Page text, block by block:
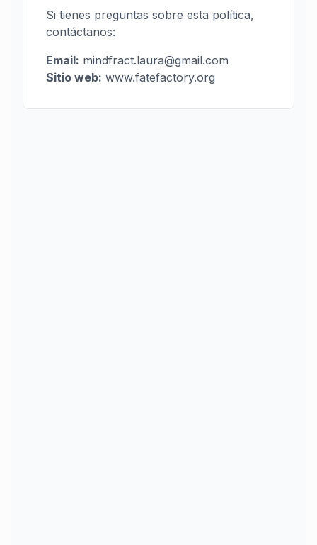
Si tienes preguntas sobre esta política,
contáctanos:
Email: mindfract.laura@gmail.com
Sitio web: www.fatefactory.org